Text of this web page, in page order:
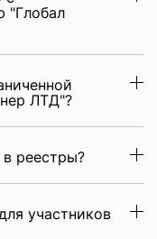
"Глобал
ЛТД"?
реестры?
участников